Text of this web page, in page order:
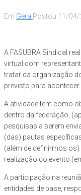
Em Geral Postou 11/04/
A FASUBRA Sindical
virtual com
tratar da organização
previsto para
A atividade tem como
dentro da federação,
pesquisas a serem
(das) pautas
(além de definirmos
realização do evento
A participação na
entidades de base,